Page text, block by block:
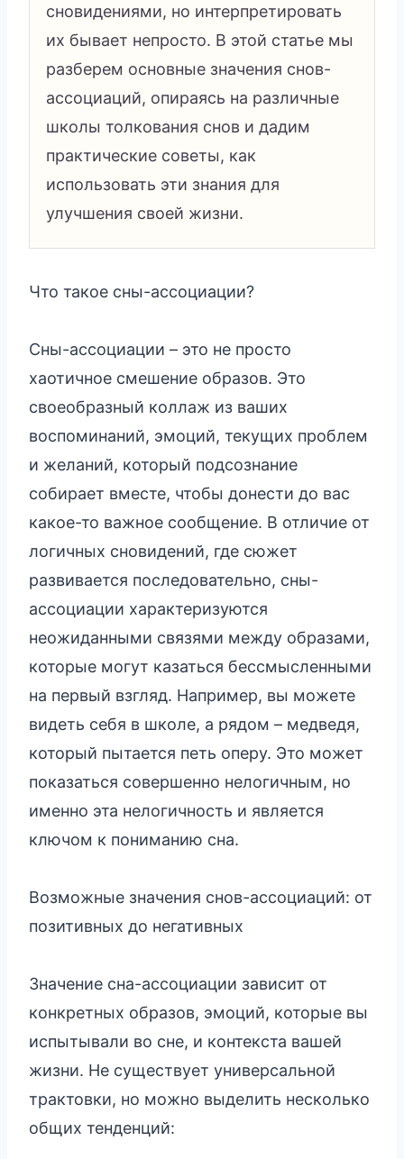
сновидениями, но интерпретировать
их бывает непросто. В этой статье мы
разберем основные значения снов-
ассоциаций, опираясь на различные
школы толкования снов и дадим
практические советы, как
использовать эти знания для
улучшения своей жизни.
Что такое сны-ассоциации?
Сны-ассоциации – это не просто
хаотичное смешение образов. Это
своеобразный коллаж из ваших
воспоминаний, эмоций, текущих проблем
и желаний, который подсознание
собирает вместе, чтобы донести до вас
какое-то важное сообщение. В отличие от
логичных сновидений, где сюжет
развивается последовательно, сны-
ассоциации характеризуются
неожиданными связями между образами,
которые могут казаться бессмысленными
на первый взгляд. Например, вы можете
видеть себя в школе, а рядом – медведя,
который пытается петь оперу. Это может
показаться совершенно нелогичным, но
именно эта нелогичность и является
ключом к пониманию сна.
Возможные значения снов-ассоциаций: от
позитивных до негативных
Значение сна-ассоциации зависит от
конкретных образов, эмоций, которые вы
испытывали во сне, и контекста вашей
жизни. Не существует универсальной
трактовки, но можно выделить несколько
общих тенденций: